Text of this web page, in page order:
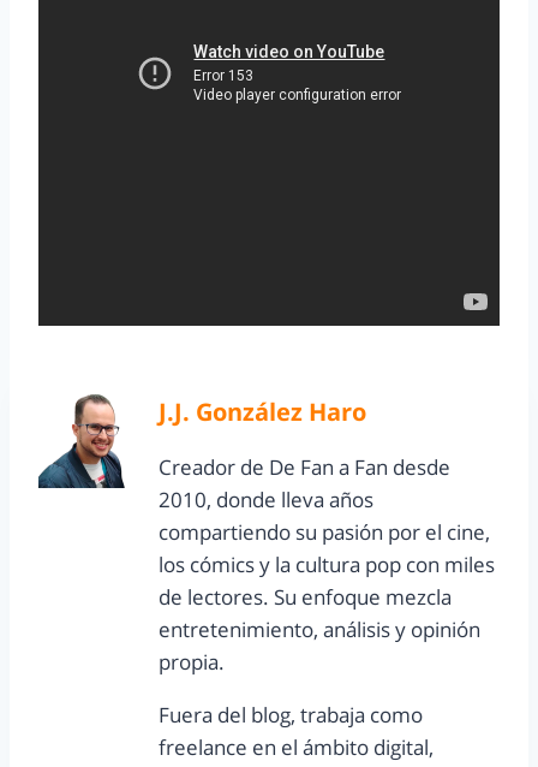
J.J. González Haro
Creador de De Fan a Fan desde
2010, donde lleva años
compartiendo su pasión por el cine,
los cómics y la cultura pop con miles
de lectores. Su enfoque mezcla
entretenimiento, análisis y opinión
propia.
Fuera del blog, trabaja como
freelance en el ámbito digital,